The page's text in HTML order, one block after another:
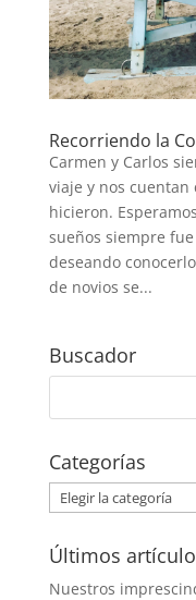
Recorriendo la
Carmen y Carlos
viaje y nos cuentan
hicieron.
sueños siempre
deseando
de novios se...
Buscador
Categorías
Categorías
Últimos
Nuestros